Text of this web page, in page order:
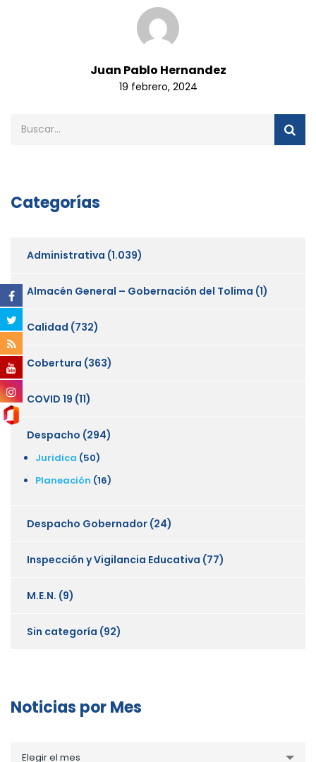
Juan Pablo Hernandez
19 febrero, 2024
Categorías
Administrativa (1.039)
Almacén General – Gobernación del Tolima (1)
Calidad (732)
Cobertura (363)
COVID 19 (11)
Despacho (294)
Juridica (50)
Planeación (16)
Despacho Gobernador (24)
Inspección y Vigilancia Educativa (77)
M.E.N. (9)
Sin categoría (92)
Noticias por Mes
Elegir el mes